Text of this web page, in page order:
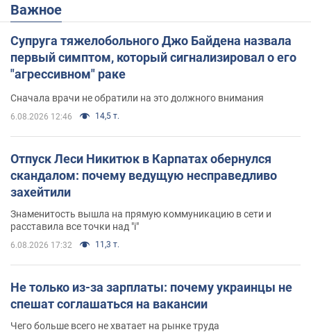
Важное
Супруга тяжелобольного Джо Байдена назвала
первый симптом, который сигнализировал о его
"агрессивном" раке
Сначала врачи не обратили на это должного внимания
6.08.2026 12:46 14,5 т.
Отпуск Леси Никитюк в Карпатах обернулся
скандалом: почему ведущую несправедливо
захейтили
Знаменитость вышла на прямую коммуникацию в сети и
расставила все точки над "i"
6.08.2026 17:32 11,3 т.
Не только из-за зарплаты: почему украинцы не
спешат соглашаться на вакансии
Чего больше всего не хватает на рынке труда